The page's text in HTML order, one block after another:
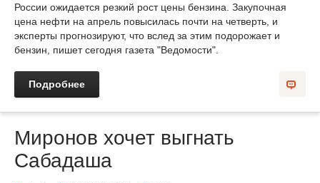
России ожидается резкий рост цены бензина. Закупочная
цена нефти на апрель повысилась почти на четверть, и
эксперты прогнозируют, что вслед за этим подорожает и
бензин, пишет сегодня газета "Ведомости".
Подробнее
Миронов хочет выгнать
Сабадаша